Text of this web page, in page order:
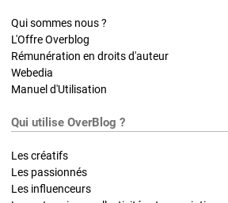
Qui sommes nous ?
L'Offre Overblog
Rémunération en droits d'auteur
Webedia
Manuel d'Utilisation
Qui utilise OverBlog ?
Les créatifs
Les passionnés
Les influenceurs